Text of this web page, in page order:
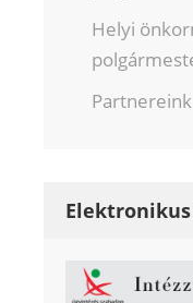
Helyi
Partnereink